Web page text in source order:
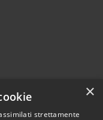
×
strettamente